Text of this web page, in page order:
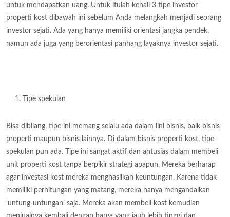
untuk mendapatkan uang. Untuk itulah kenali 3 tipe investor
properti kost dibawah ini sebelum Anda melangkah menjadi seorang
investor sejati. Ada yang hanya memiliki orientasi jangka pendek,
namun ada juga yang berorientasi panhang layaknya investor sejati.
Tipe spekulan
Bisa dibilang, tipe ini memang selalu ada dalam lini bisnis, baik bisnis
properti maupun bisnis lainnya. Di dalam bisnis properti kost, tipe
spekulan pun ada. Tipe ini sangat aktif dan antusias dalam membeli
unit properti kost tanpa berpikir strategi apapun. Mereka berharap
agar investasi kost mereka menghasilkan keuntungan. Karena tidak
memiliki perhitungan yang matang, mereka hanya mengandalkan
‘untung-untungan’ saja. Mereka akan membeli kost kemudian